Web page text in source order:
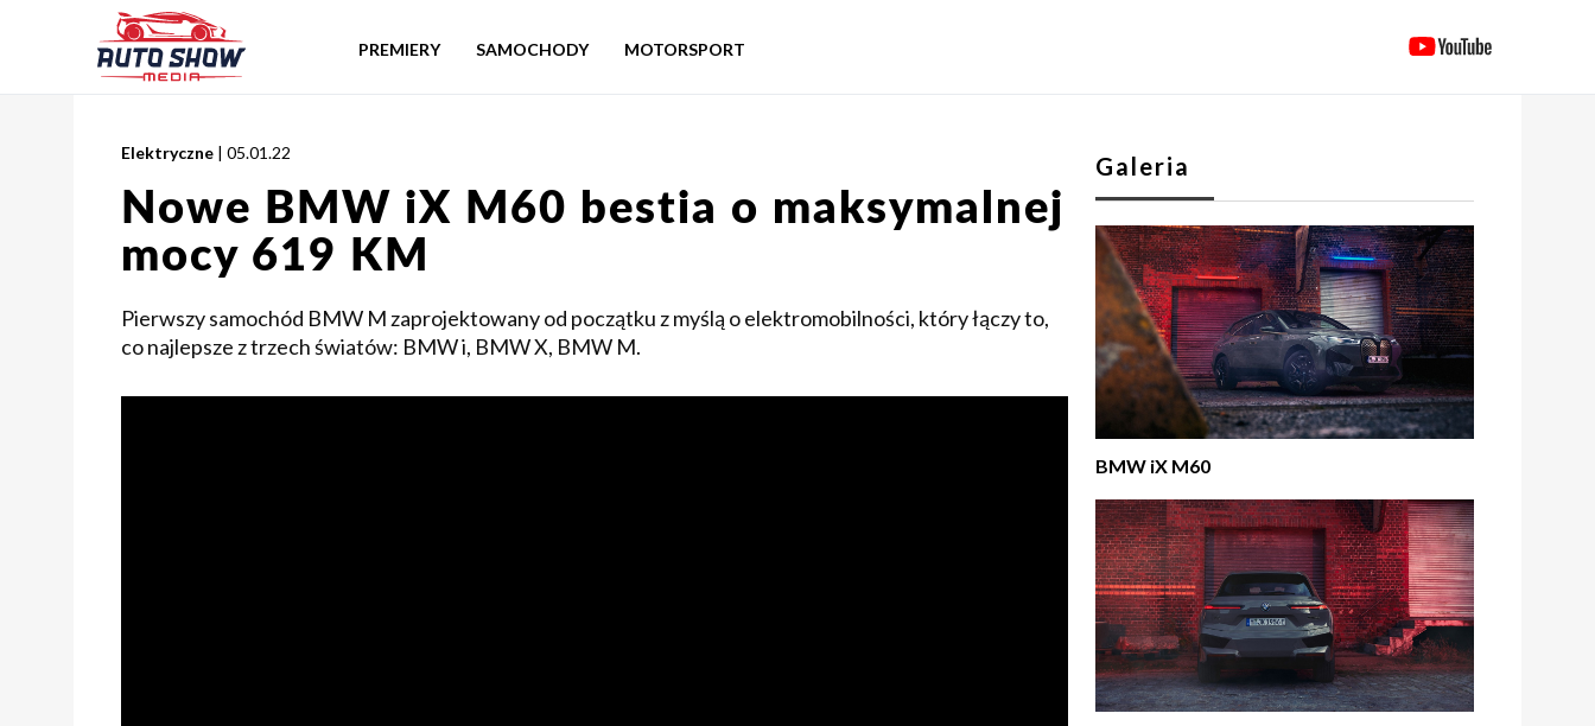
PREMIERY SAMOCHODY MOTORSPORT
Elektryczne | 05.01.22
Nowe BMW iX M60 bestia o maksymalnej
mocy 619 KM
Pierwszy samochód BMW M zaprojektowany od początku z myślą o elektromobilności, który łączy to,
co najlepsze z trzech światów: BMW i, BMW X, BMW M.
Galeria
BMW iX M60